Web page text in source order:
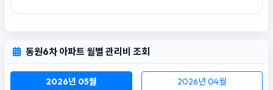
동원6차 아파트 월별 관리비 조회
2026년 05월 2026년 04월